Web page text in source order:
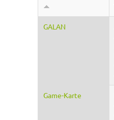
GALAN
Game-Karte